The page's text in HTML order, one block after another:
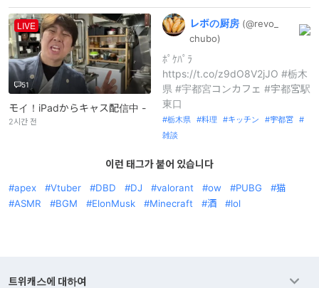
LIVE
51
モイ！iPadからキャス配信中 -
2시간 전
レボの厨房 (@revo_
chubo)
ﾎﾟｹﾊﾟﾗ
https://t.co/z9dO8V2jJO #栃木
県 #宇都宮コンカフェ #宇都宮駅
東口
栃木県 料理 キッチン
宇都宮
雑談
이런 태그가 붙어 있습니다
apex Vtuber DBD DJ valorant ow PUBG
猫
ASMR
BGM ElonMusk Minecraft 酒 lol
트위캐스에 대하여